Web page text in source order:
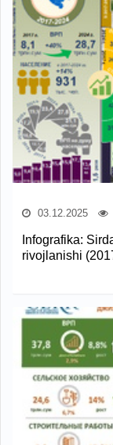
03.12.2025
Infografika:
rivojlanishi